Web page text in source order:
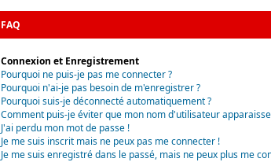
FAQ
Connexion et Enregistrement
Pourquoi ne puis-je pas me connecter ?
Pourquoi n'ai-je pas besoin de m'enregistrer ?
Pourquoi suis-je déconnecté automatiquement ?
Comment puis-je éviter que mon nom d'utilisateur
J'ai perdu mon mot de passe !
Je me suis inscrit mais ne peux pas me connecter !
Je me suis enregistré dans le passé, mais ne peux plus me